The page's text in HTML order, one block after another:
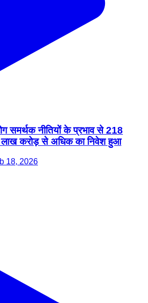
समर्थक नीतियों के प्रभाव से 218
लाख करोड़ से अधिक का निवेश हुआ
18, 2026